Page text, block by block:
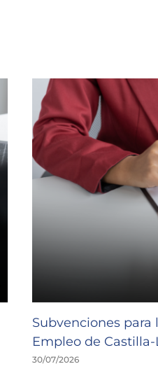
Subvenciones
Empleo de
30/07/2026